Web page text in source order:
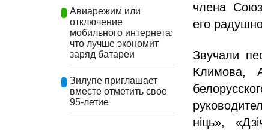
Авиарежим или
отключение
мобильного интернета:
что лучше экономит
заряд батареи
Зилупе приглашает
вместе отметить свое
95-летие
члена
его
Звучали
Климова,
ніць»,